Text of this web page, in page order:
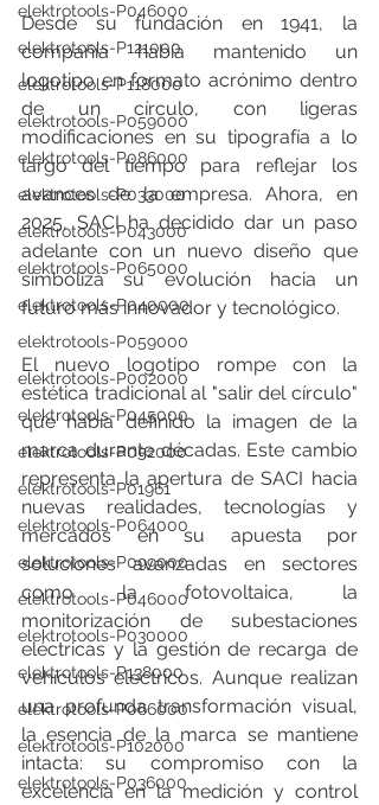
elektrotools-P046000
elektrotools-P121000
elektrotools-P118000
elektrotools-P059000
elektrotools-P086000
elektrotools-P033000
elektrotools-P043000
elektrotools-P065000
elektrotools-P040000
elektrotools-P059000
elektrotools-P002000
elektrotools-P045000
elektrotools-P052000
elektrotools-P01961
elektrotools-P064000
elektrotools-P099000
elektrotools-P046000
elektrotools-P030000
elektrotools-P138000
elektrotools-P066000
elektrotools-P102000
elektrotools-P036000
Desde su fundación en 1941, la
compañía había mantenido un
logotipo en formato acrónimo dentro
de un círculo, con ligeras
modificaciones en su tipografía a lo
largo del tiempo para reflejar los
avances de la empresa. Ahora, en
2025, SACI ha decidido dar un paso
adelante con un nuevo diseño que
simboliza su evolución hacia un
futuro más innovador y tecnológico.
El nuevo logotipo rompe con la
estética tradicional al "salir del círculo"
que había definido la imagen de la
marca durante décadas. Este cambio
representa la apertura de SACI hacia
nuevas realidades, tecnologías y
mercados en su apuesta por
soluciones avanzadas en sectores
como la fotovoltaica, la
monitorización de subestaciones
eléctricas y la gestión de recarga de
vehículos eléctricos. Aunque realizan
una profunda transformación visual,
la esencia de la marca se mantiene
intacta: su compromiso con la
excelencia en la medición y control